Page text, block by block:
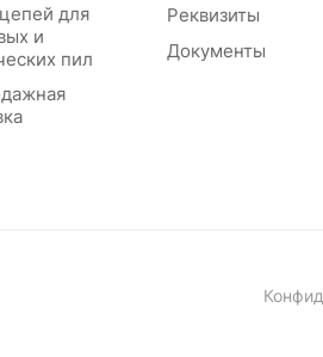
для
и
пил
Реквизиты
Документы